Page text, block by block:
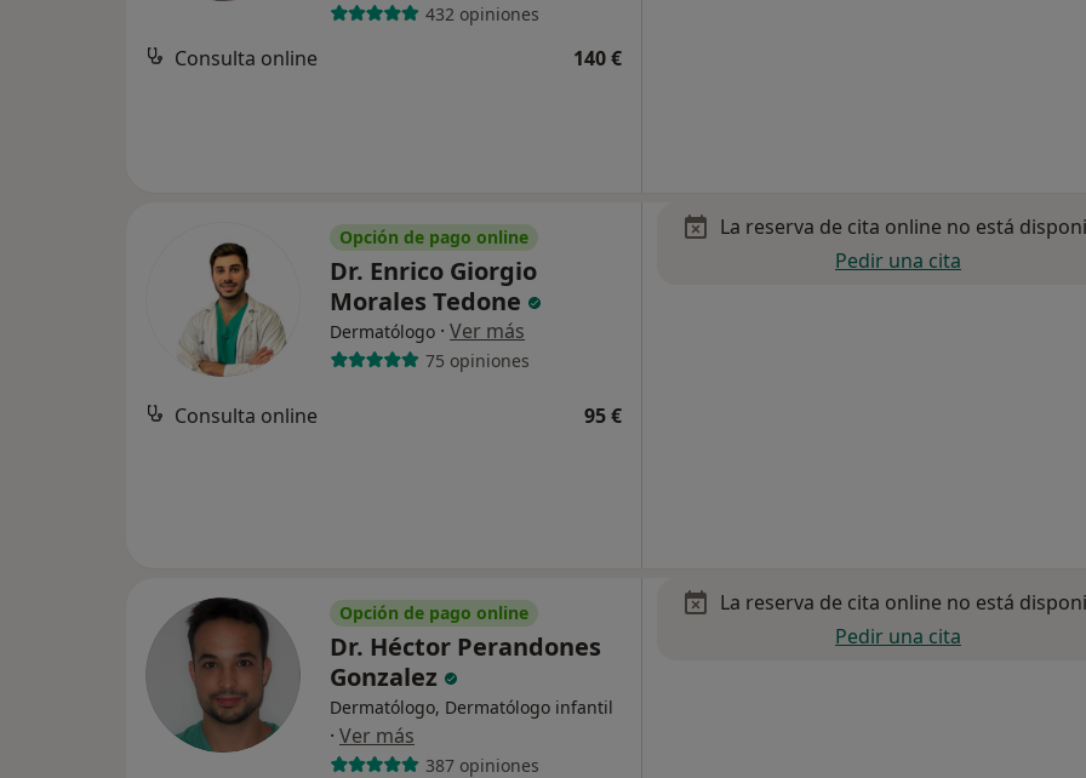
432 opiniones
Consulta online 140 €
Opción de pago online
Dr. Enrico Giorgio
Morales Tedone
Dermatólogo · Ver más
75 opiniones
Consulta online 95 €
La reserva de cita online no está
Pedir una cita
Opción de pago online
Dr. Héctor Perandones
Gonzalez
Dermatólogo, Dermatólogo infantil
· Ver más
387 opiniones
La reserva de cita online no está
Pedir una cita